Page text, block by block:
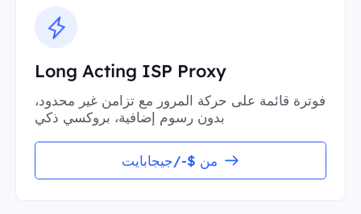
Long Acting ISP Proxy
فوترة قائمة على حركة المرور مع تزامن غير محدود،
بدون رسوم إضافية، بروكسي ذكي
من $-/جيجابايت